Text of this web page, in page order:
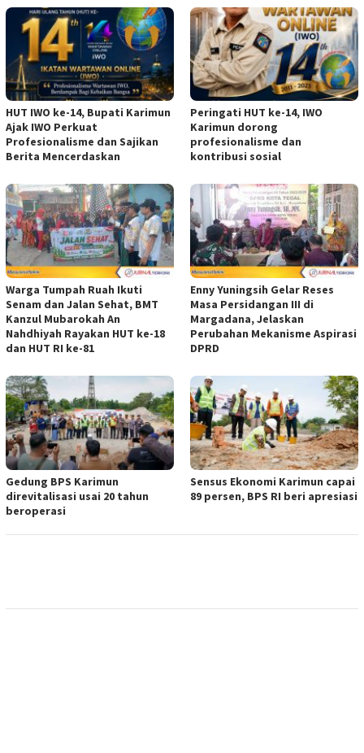
HUT IWO ke-14, Bupati Karimun
Ajak IWO Perkuat
Profesionalisme dan Sajikan
Berita Mencerdaskan
Peringati HUT ke-14, IWO
Karimun dorong
profesionalisme dan
kontribusi sosial
Warga Tumpah Ruah Ikuti
Senam dan Jalan Sehat, BMT
Kanzul Mubarokah An
Nahdhiyah Rayakan HUT ke-18
dan HUT RI ke-81
Enny Yuningsih Gelar Reses
Masa Persidangan III di
Margadana, Jelaskan
Perubahan Mekanisme Aspirasi
DPRD
Gedung BPS Karimun
direvitalisasi usai 20 tahun
beroperasi
Sensus Ekonomi Karimun capai
89 persen, BPS RI beri apresiasi